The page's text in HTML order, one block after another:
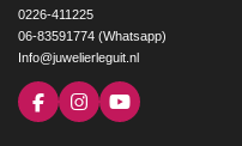
0226-411225
06-83591774 (Whatsapp)
Info@juwelierleguit.nl
F
a
I
n
Y
o